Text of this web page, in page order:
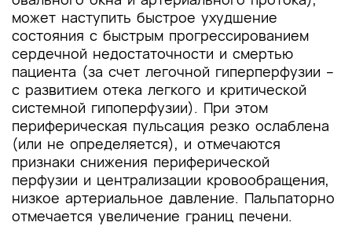
может наступить быстрое ухудшение
состояния с быстрым прогрессированием
сердечной недостаточности и смертью
пациента (за счет легочной гиперперфузии –
с развитием отека легкого и критической
системной гипоперфузии). При этом
периферическая пульсация резко ослаблена
(или не определяется), и отмечаются
признаки снижения периферической
перфузии и централизации кровообращения,
низкое артериальное давление. Пальпаторно
отмечается увеличение границ печени.